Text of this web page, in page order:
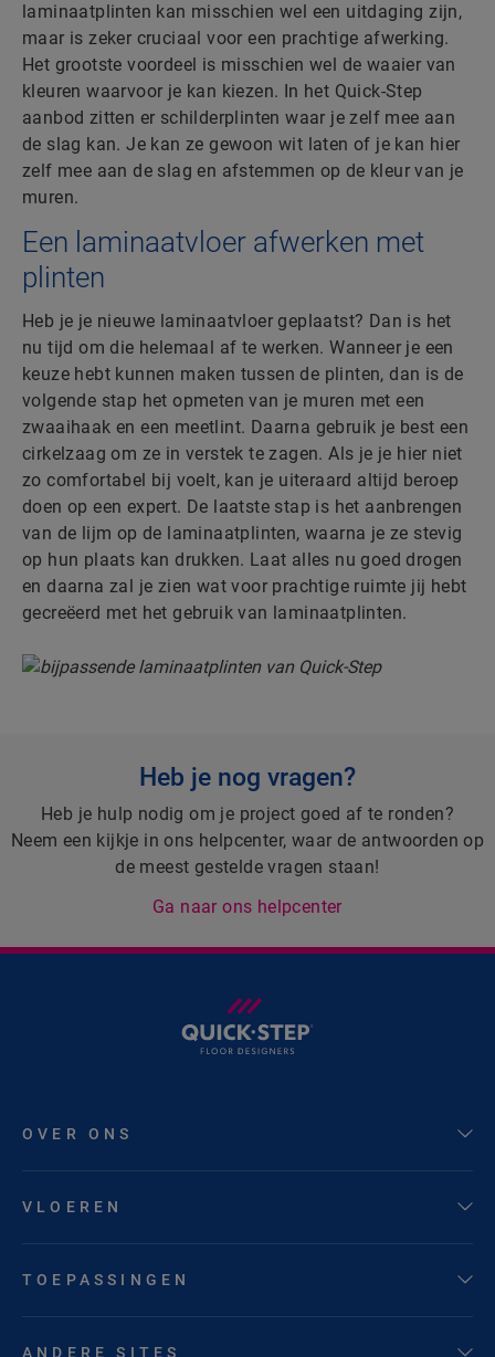
laminaatplinten kan misschien wel een uitdaging zijn,
maar is zeker cruciaal voor een prachtige afwerking.
Het grootste voordeel is misschien wel de waaier van
kleuren waarvoor je kan kiezen. In het Quick-Step
aanbod zitten er schilderplinten waar je zelf mee aan
de slag kan. Je kan ze gewoon wit laten of je kan hier
zelf mee aan de slag en afstemmen op de kleur van je
muren.
Een laminaatvloer afwerken met
plinten
Heb je je nieuwe laminaatvloer geplaatst? Dan is het
nu tijd om die helemaal af te werken. Wanneer je een
keuze hebt kunnen maken tussen de plinten, dan is de
volgende stap het opmeten van je muren met een
zwaaihaak en een meetlint. Daarna gebruik je best een
cirkelzaag om ze in verstek te zagen. Als je je hier niet
zo comfortabel bij voelt, kan je uiteraard altijd beroep
doen op een expert. De laatste stap is het aanbrengen
van de lijm op de laminaatplinten, waarna je ze stevig
op hun plaats kan drukken. Laat alles nu goed drogen
en daarna zal je zien wat voor prachtige ruimte jij hebt
gecreëerd met het gebruik van laminaatplinten.
Heb je nog vragen?
Heb je hulp nodig om je project goed af te ronden?
Neem een kijkje in ons helpcenter, waar de antwoorden op
de meest gestelde vragen staan!
Ga naar ons helpcenter
OVER ONS
VLOEREN
TOEPASSINGEN
ANDERE SITES